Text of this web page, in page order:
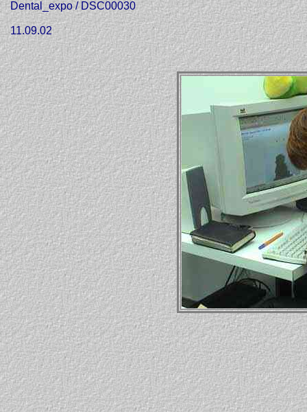
Dental_expo / DSC00030
11.09.02